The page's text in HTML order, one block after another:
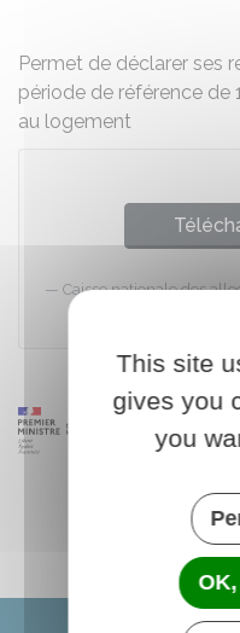
Permet de déclarer ses
période de référence de
au logement
Caisse nationale des
This site
gives you
you
OK,